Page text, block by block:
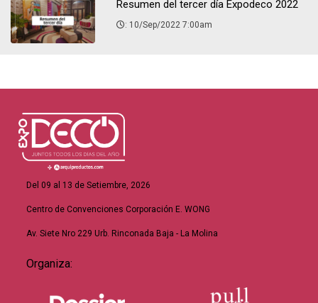
Resumen del tercer día Expodeco 2022
: 10/Sep/2022 7:00am
Del 09 al 13 de Setiembre, 2026
Centro de Convenciones Corporación E. WONG
Av. Siete Nro 229 Urb. Rinconada Baja - La Molina
Organiza: